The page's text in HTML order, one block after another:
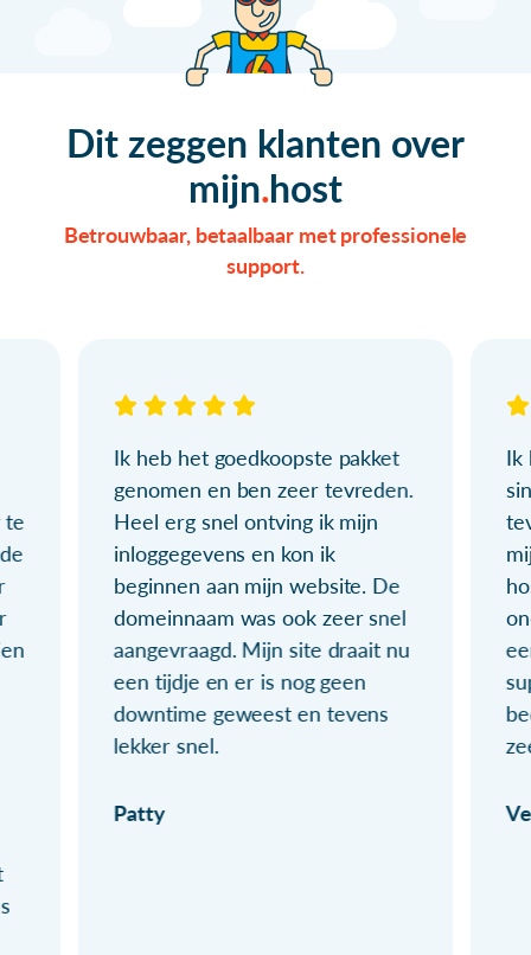
Dit zeggen klanten over
mijn host
Betrouwbaar, betaalbaar met professionele
support.
te
Ik heb het goedkoopste pakket
genomen en ben zeer tevreden.
Heel erg snel ontving ik mijn
inloggegevens en kon ik
beginnen aan mijn website. De
domeinnaam was ook zeer snel
aangevraagd. Mijn site draait nu
een tijdje en er is nog geen
downtime geweest en tevens
lekker snel.
Patty
Ik